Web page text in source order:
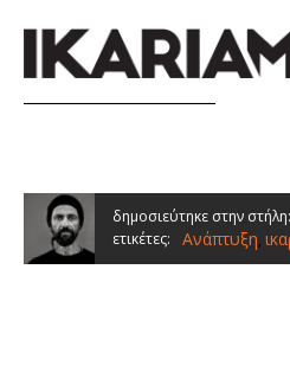
δημοσιεύτηκε στην στήλη:
ετικέτες: Ανάπτυξη,